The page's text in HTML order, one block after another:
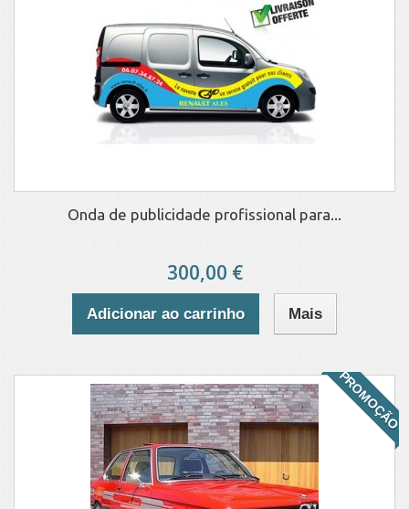
Onda de publicidade profissional para...
300,00 €
Adicionar ao carrinho Mais
PROMOÇÃO